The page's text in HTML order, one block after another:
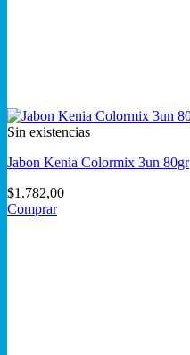
Sin existencias
Jabon Kenia Colormix 3un 80gr
$1.782,00
Comprar